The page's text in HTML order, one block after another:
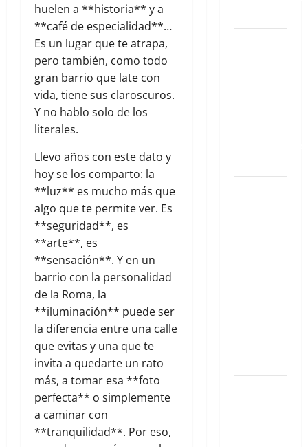
huelen a **historia** y a
**café de especialidad**…
Es un lugar que te atrapa,
pero también, como todo
gran barrio que late con
vida, tiene sus claroscuros.
Y no hablo solo de los
literales.
Llevo años con este dato y
hoy se los comparto: la
**luz** es mucho más que
algo que te permite ver. Es
**seguridad**, es
**arte**, es
**sensación**. Y en un
barrio con la personalidad
de la Roma, la
**iluminación** puede ser
la diferencia entre una calle
que evitas y una que te
invita a quedarte un rato
más, a tomar esa **foto
perfecta** o simplemente
a caminar con
**tranquilidad**. Por eso,